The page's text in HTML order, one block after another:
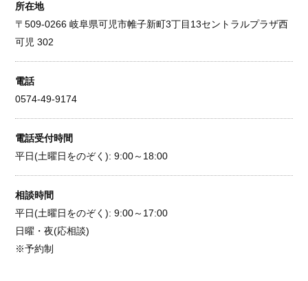
所在地
〒509-0266 岐阜県可児市帷子新町3丁目13セントラルプラザ西
可児 302
電話
0574-49-9174
電話受付時間
平日(土曜日をのぞく): 9:00～18:00
相談時間
平日(土曜日をのぞく): 9:00～17:00
日曜・夜(応相談)
※予約制